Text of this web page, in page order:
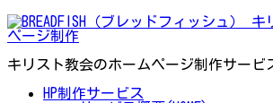
キリスト教会のホームページ制作サービ
HP制作サービス